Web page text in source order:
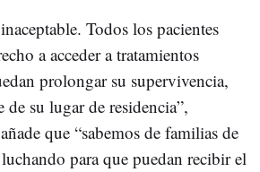
Todos los pacientes
a acceder a tratamientos
prolongar su supervivencia,
de su lugar de residencia”,
que “sabemos de familias de
para que puedan recibir el